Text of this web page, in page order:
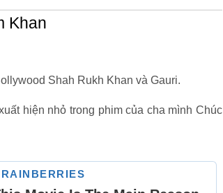
Khan
Shah Rukh Khan và Gauri.
hiện nhỏ trong phim của cha mình Chúc